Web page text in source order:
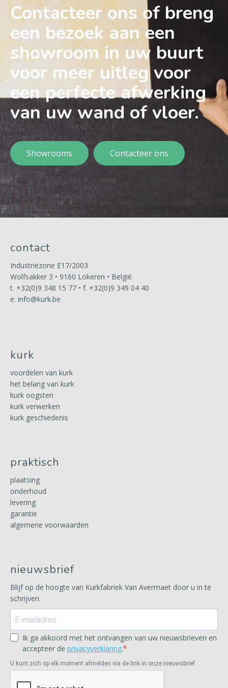
Contacteer ons of breng
een bezoek aan een
showroom in uw buurt
voor meer uitleg voor
een perfecte afwerking
van uw wand of vloer.
Showrooms Contacteer ons
contact
Industriezone E17/2003
Wolfsakker 3 • 9160 Lokeren • België
t. +32(0)9 348 15 77 • f. +32(0)9 349 04 40
e. info@kurk.be
kurk
voordelen van kurk
het belang van kurk
kurk oogsten
kurk verwerken
kurk geschiedenis
praktisch
plaatsing
onderhoud
levering
garantie
algemene voorwaarden
nieuwsbrief
Blijf op de hoogte van Kurkfabriek Van Avermaet door u in te
schrijven.
Ik ga akkoord met het ontvangen van uw nieuwsbrieven en
accepteer de privacyverklaring.
U kunt zich op elk moment afmelden via de link in onze nieuwsbrief.